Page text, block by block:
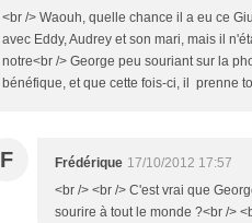
<br /> Waouh, quelle chance il a eu ce
avec Eddy, Audrey et son mari, mais il
notre<br /> George peu souriant sur la
bénéfique, et que cette fois-ci, il prenne
F Frédérique 17/10/2012 17:57
<br /> <br /> C'est vrai que
sourire à tout le monde ?<br />